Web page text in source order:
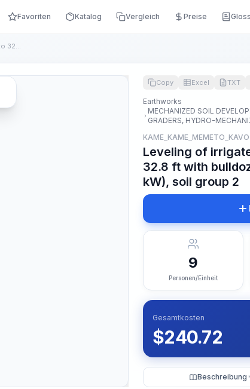
Favoriten Katalog Vergleich Preise
Leveling of irrigated areas when moving soil up to 32.8 ft w...
Copy Excel TXT
Earthworks
MECHANIZED SOIL
GRADERS, HYDRO-
KAME_KAME_MEMETO_KAVO
Leveling of
32.8 ft with
kW), soil group 2
9
Personen/Einheit
Gesamtkosten
$240.72
Beschreibung